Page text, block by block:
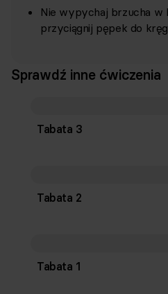
Nie wypychaj brzucha w
przyciągnij pępek do
Sprawdź inne ćwiczenia
Tabata 3
Tabata 2
Tabata 1